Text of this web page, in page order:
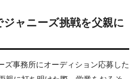
ジャニーズ挑戦を父親に
ズ事務所にオーディション応募した